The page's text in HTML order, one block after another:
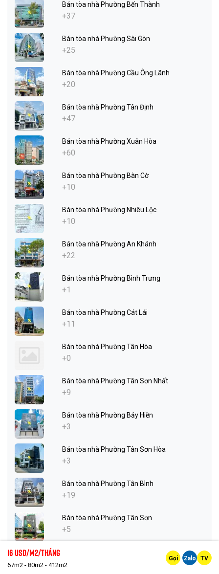
Bán tòa nhà Phường Bến Thành
+37
Bán tòa nhà Phường Sài Gòn
+25
Bán tòa nhà Phường Cầu Ông Lãnh
+20
Bán tòa nhà Phường Tân Định
+47
Bán tòa nhà Phường Xuân Hòa
+60
Bán tòa nhà Phường Bàn Cờ
+10
Bán tòa nhà Phường Nhiêu Lộc
+10
Bán tòa nhà Phường An Khánh
+22
Bán tòa nhà Phường Bình Trưng
+1
Bán tòa nhà Phường Cát Lái
+11
Bán tòa nhà Phường Tân Hòa
+0
Bán tòa nhà Phường Tân Sơn Nhất
+9
Bán tòa nhà Phường Bảy Hiền
+3
Bán tòa nhà Phường Tân Sơn Hòa
+3
Bán tòa nhà Phường Tân Bình
+19
Bán tòa nhà Phường Tân Sơn
+5
+20
16 Usd/m2/tháng
67m2 - 80m2 - 412m2
Gọi Zalo TV